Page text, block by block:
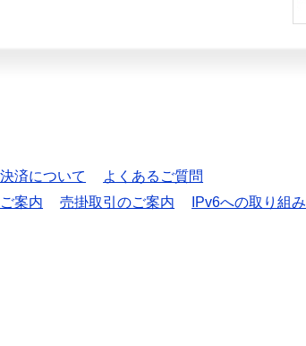
済について
よくあるご質問
案内 売掛取引のご案内
IPv6への取り組み